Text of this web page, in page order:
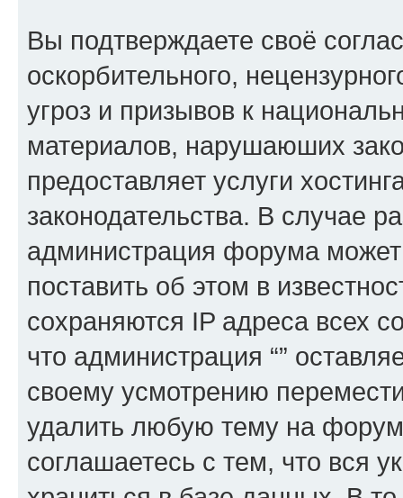
Вы подтверждаете своё
оскорбительного,
угроз и призывов к
материалов, нарушаюших
предоставляет услуги
законодательства. В случае
администрация форума
поставить об этом в
сохраняются IP адреса всех
что администрация “”
своему усмотрению
удалить любую тему на
соглашаетесь с тем, что вся